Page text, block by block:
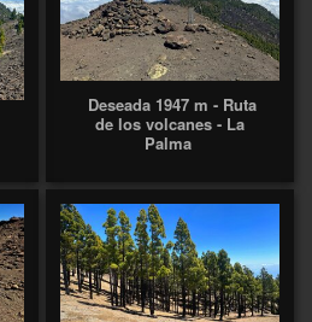
Deseada 1947 m - Ruta
de los volcanes - La
Palma